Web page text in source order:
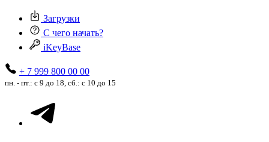
Загрузки
С чего начать?
iKeyBase
+ 7 999 800 00 00
пн. - пт.: с 9 до 18, сб.: с 10 до 15